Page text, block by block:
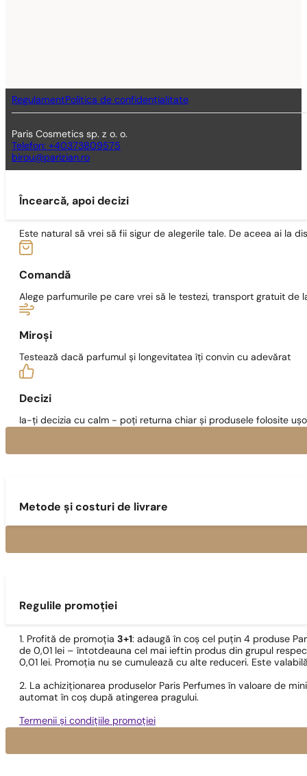
Regulament Politica de confidențialitate
Paris Cosmetics sp. z o. o.
Telefon: +40373809575
birou@parizian.ro
Încearcă, apoi decizi
Este natural să vrei să fii sigur de alegerile tale. De aceea ai la
Comandă
Alege parfumurile pe care vrei să le testezi, transport gratuit de
Miroși
Testează dacă parfumul și longevitatea îți convin cu adevărat
Decizi
Ia-ți decizia cu calm - poți returna chiar și produsele folosite
Metode și costuri de livrare
Regulile promoției
1. Profită de promoția 3+1: adaugă în coș cel puțin 4 produse
de 0,01 lei – întotdeauna cel mai ieftin produs din grupul
0,01 lei. Promoția nu se cumulează cu alte reduceri. Este
2. La achiziționarea produselor Paris Perfumes în valoare de
automat în coș după atingerea pragului.
Termenii și condițiile promoției